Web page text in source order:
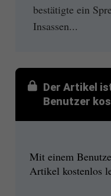
bestätigte ein
Insassen...
Der Artikel
Benutzer
Mit einem
Artikel kostenlos